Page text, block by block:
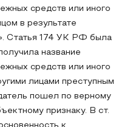
средств или иного
в результате
Статья 174 УК РФ была
название
средств или иного
лицами преступным
пошел по верному
признаку. В ст.